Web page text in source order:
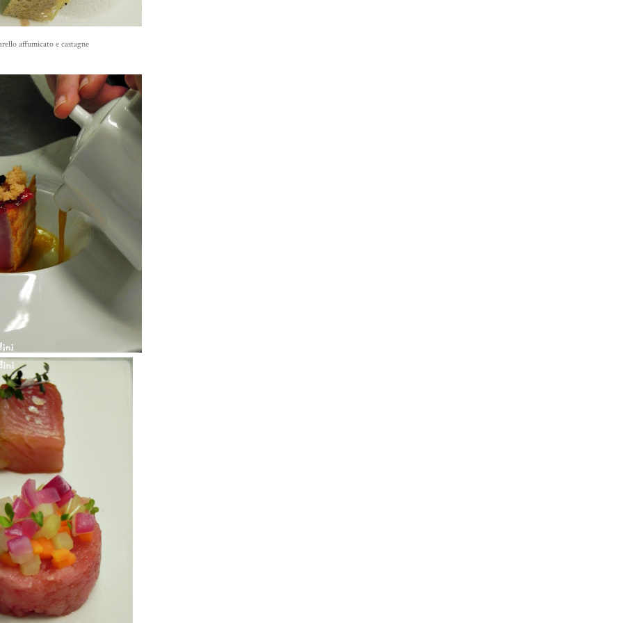
affumicato e castagne